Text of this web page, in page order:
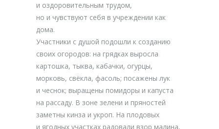
и оздоровительным трудом,
но и чувствуют себя в учреждении как
дома.
Участники с душой подошли к созданию
своих огородов: на грядках выросла
картошка, тыква, кабачки, огурцы,
морковь, свёкла, фасоль; посажены лук
и чеснок; выращены помидоры и капуста
на рассаду. В зоне зелени и пряностей
заметны кинза и укроп. На плодовых
и ягодных участках радовали взор малина,